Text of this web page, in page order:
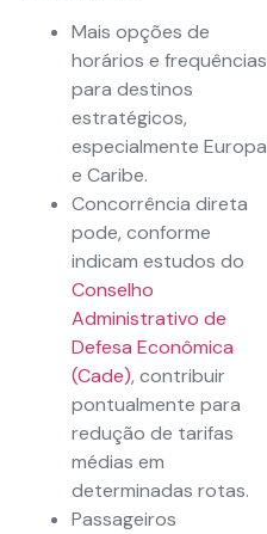
Mais opções de
horários e frequências
para destinos
estratégicos,
especialmente Europa
e Caribe.
Concorrência direta
pode, conforme
indicam estudos do
Conselho
Administrativo de
Defesa Econômica
(Cade), contribuir
pontualmente para
redução de tarifas
médias em
determinadas rotas.
Passageiros